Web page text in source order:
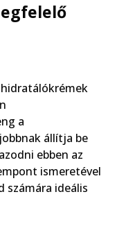
hidratálókrémek
a
állítja be
ebben az
ismeretével
számára ideális